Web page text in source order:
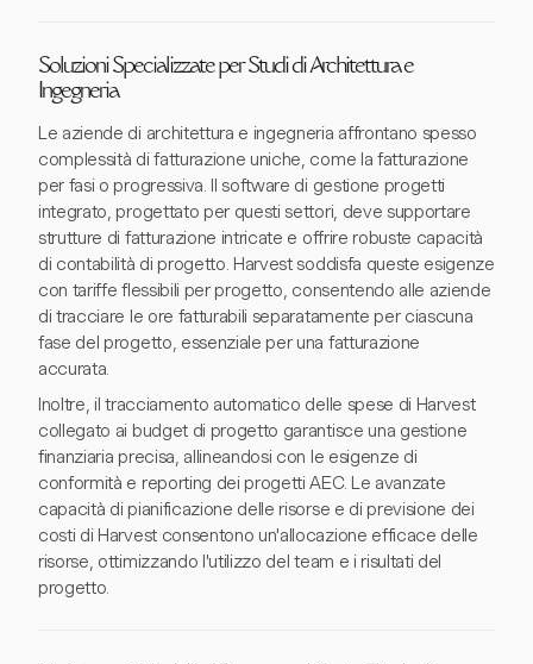
Soluzioni Specializzate per Studi di Architettura e
Ingegneria
Le aziende di architettura e ingegneria affrontano spesso
complessità di fatturazione uniche, come la fatturazione
per fasi o progressiva. Il software di gestione progetti
integrato, progettato per questi settori, deve supportare
strutture di fatturazione intricate e offrire robuste capacità
di contabilità di progetto. Harvest soddisfa queste esigenze
con tariffe flessibili per progetto, consentendo alle aziende
di tracciare le ore fatturabili separatamente per ciascuna
fase del progetto, essenziale per una fatturazione
accurata.
Inoltre, il tracciamento automatico delle spese di Harvest
collegato ai budget di progetto garantisce una gestione
finanziaria precisa, allineandosi con le esigenze di
conformità e reporting dei progetti AEC. Le avanzate
capacità di pianificazione delle risorse e di previsione dei
costi di Harvest consentono un'allocazione efficace delle
risorse, ottimizzando l'utilizzo del team e i risultati del
progetto.